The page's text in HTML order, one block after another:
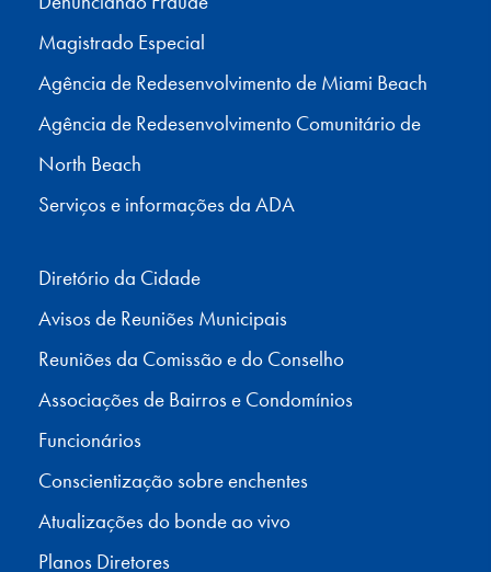
Magistrado Especial
Agência de Redesenvolvimento de Miami Beach
Agência de Redesenvolvimento Comunitário de
North Beach
Serviços e informações da ADA
Diretório da Cidade
Avisos de Reuniões Municipais
Reuniões da Comissão e do Conselho
Associações de Bairros e Condomínios
Funcionários
Conscientização sobre enchentes
Atualizações do bonde ao vivo
Planos Diretores